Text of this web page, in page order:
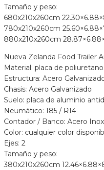
Tamaño y peso:
680x210x260cm
780x210x260cm
880x210x260cm
Nueva Zelanda Food Trailer
Material: placa de poliuretano.
Estructura: Acero
Chasis: Acero Galvanizado
Suelo: placa de aluminio
Neumático: 185 / R14
Contador / Banco: Acero
Color: cualquier color
Ejes: 2
Tamaño y peso:
380x210x260cm